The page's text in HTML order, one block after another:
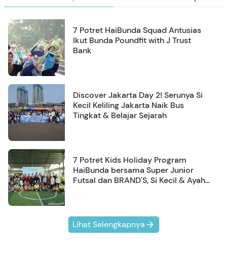
7 Potret HaiBunda Squad Antusias
Ikut Bunda Poundfit with J Trust
Bank
Discover Jakarta Day 2! Serunya Si
Kecil Keliling Jakarta Naik Bus
Tingkat & Belajar Sejarah
7 Potret Kids Holiday Program
HaiBunda bersama Super Junior
Futsal dan BRAND'S, Si Kecil & Ayah
Lihat Selengkapnya